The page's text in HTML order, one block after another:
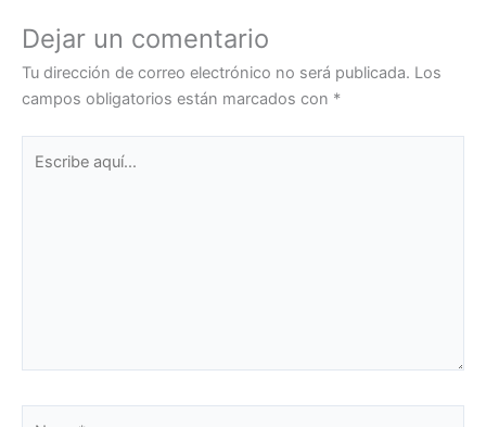
Dejar un comentario
Tu dirección de correo electrónico no será publicada. Los
campos obligatorios están marcados con *
aquí...